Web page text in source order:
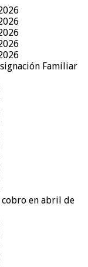
Familiar
cobro en abril de